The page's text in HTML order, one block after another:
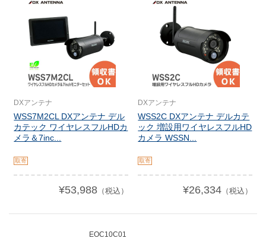
DXアンテナ
WSS7M2CL DXアンテナ デル
カテック ワイヤレスフルHDカ
メラ＆7inc...
取寄
¥53,988（税込）
DXアンテナ
WSS2C DXアンテナ デルカテ
ック 増設用ワイヤレスフルHD
カメラ WSSN...
取寄
¥26,334（税込）
EOC10C01